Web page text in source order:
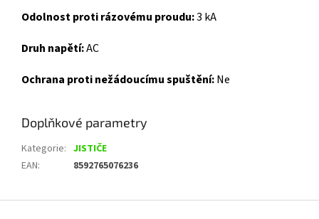
Odolnost proti rázovému proudu:3 kA
Druh napětí:AC
Ochrana proti nežádoucímu spuštění:Ne
Doplňkové parametry
Kategorie: JISTIČE
EAN: 8592765076236